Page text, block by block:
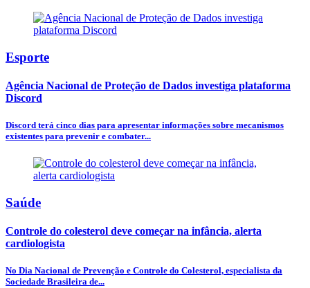
Esporte
Agência Nacional de Proteção de Dados investiga plataforma
Discord
Discord terá cinco dias para apresentar informações sobre mecanismos
existentes para prevenir e combater...
Saúde
Controle do colesterol deve começar na infância, alerta
cardiologista
No Dia Nacional de Prevenção e Controle do Colesterol, especialista da
Sociedade Brasileira de...